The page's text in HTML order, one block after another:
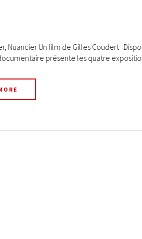
Nuancier Un film de Gilles Coudert
présente les quatre